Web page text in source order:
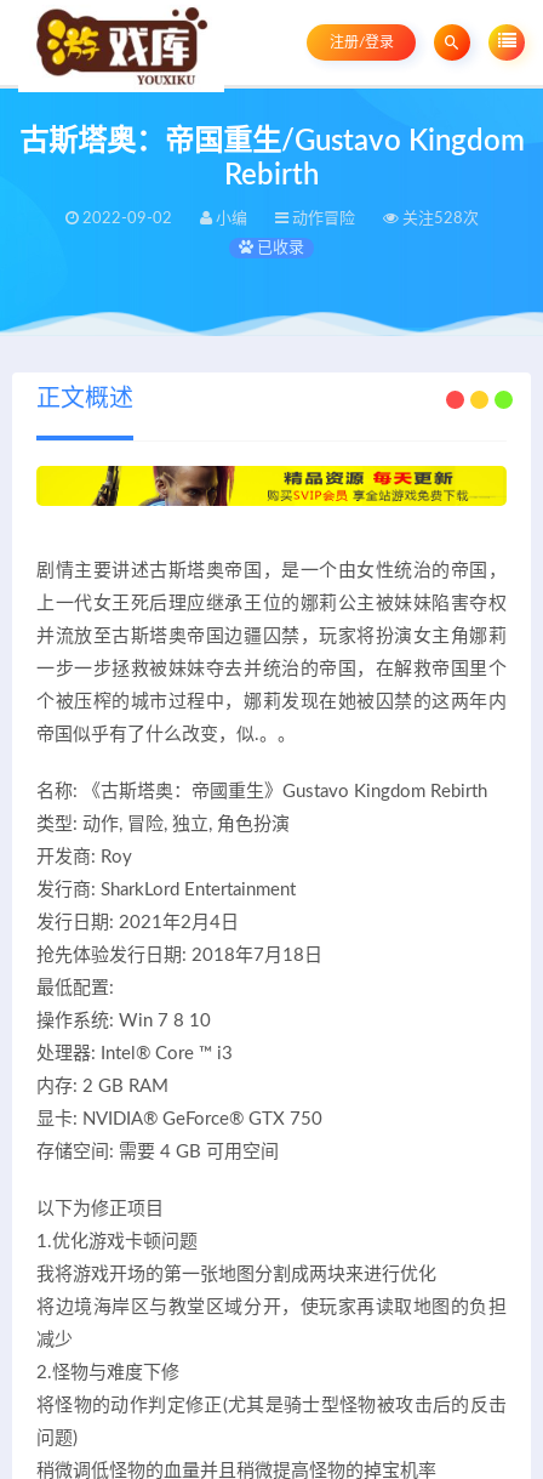
注册/登录
古斯塔奥：帝国重生/Gustavo Kingdom
Rebirth
2022-09-02 小编 动作冒险
关注528次
已收录
正文概述
剧情主要讲述古斯塔奥帝国，是一个由女性统治的帝国，
上一代女王死后理应继承王位的娜莉公主被妹妹陷害夺权
并流放至古斯塔奥帝国边疆囚禁，玩家将扮演女主角娜莉
一步一步拯救被妹妹夺去并统治的帝国，在解救帝国里个
个被压榨的城市过程中，娜莉发现在她被囚禁的这两年内
帝国似乎有了什么改变，似.。。
名称: 《古斯塔奥：帝國重生》Gustavo Kingdom Rebirth
类型: 动作, 冒险, 独立, 角色扮演
开发商: Roy
发行商: SharkLord Entertainment
发行日期: 2021年2月4日
抢先体验发行日期: 2018年7月18日
最低配置:
操作系统: Win 7 8 10
处理器: Intel® Core ™ i3
内存: 2 GB RAM
显卡: NVIDIA® GeForce® GTX 750
存储空间: 需要 4 GB 可用空间
以下为修正项目
1.优化游戏卡顿问题
我将游戏开场的第一张地图分割成两块来进行优化
将边境海岸区与教堂区域分开，使玩家再读取地图的负担
减少
2.怪物与难度下修
将怪物的动作判定修正(尤其是骑士型怪物被攻击后的反击
问题)
稍微调低怪物的血量并且稍微提高怪物的掉宝机率